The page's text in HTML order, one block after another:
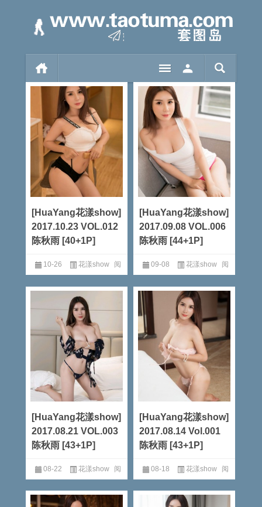
[HuaYang花漾show]
2017.10.23 VOL.012
陈秋雨 [40+1P]
10-26 花漾show 阅
读全文
[HuaYang花漾show]
2017.09.08 VOL.006
陈秋雨 [44+1P]
09-08 花漾show 阅
读全文
[HuaYang花漾show]
2017.08.21 VOL.003
陈秋雨 [43+1P]
08-22 花漾show 阅
读全文
[HuaYang花漾show]
2017.08.14 Vol.001
陈秋雨 [43+1P]
08-18 花漾show 阅
读全文